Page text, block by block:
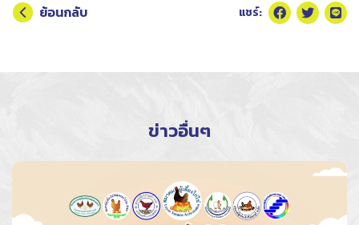
ย้อนกลับ แชร์:
ข่าวอื่นๆ